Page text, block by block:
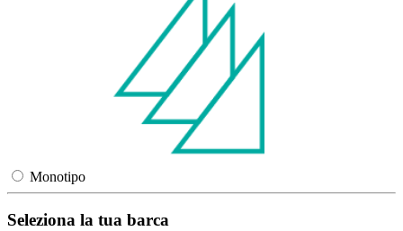
Monotipo
Seleziona la tua barca